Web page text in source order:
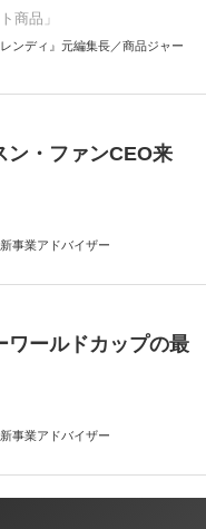
商品」
ンディ』元編集長／商品ジャー
・ファンCEO来
事業アドバイザー
ールドカップの最
事業アドバイザー